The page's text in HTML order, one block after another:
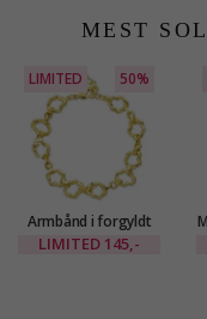
MEST
LIMITED 50%
Armbånd i forgyldt
messing - Eliné
LIMITED 145,-